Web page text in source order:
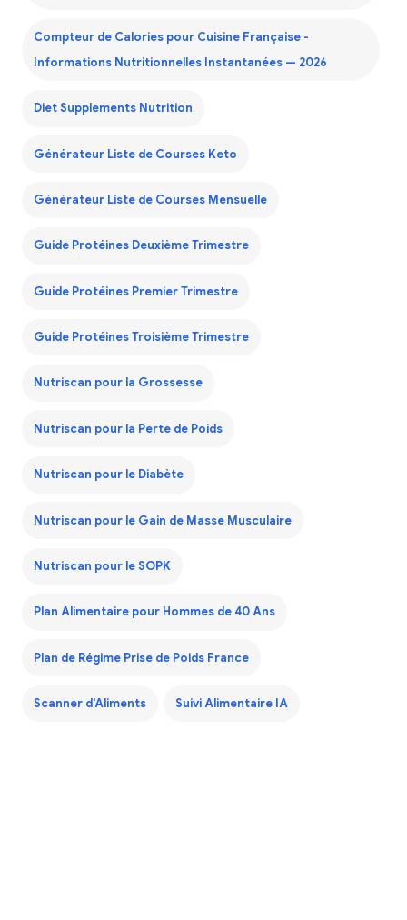
Compteur de Calories pour Cuisine Française -
Informations Nutritionnelles Instantanées — 2026
Diet Supplements Nutrition
Générateur Liste de Courses Keto
Générateur Liste de Courses Mensuelle
Guide Protéines Deuxième Trimestre
Guide Protéines Premier Trimestre
Guide Protéines Troisième Trimestre
Nutriscan pour la Grossesse
Nutriscan pour la Perte de Poids
Nutriscan pour le Diabète
Nutriscan pour le Gain de Masse Musculaire
Nutriscan pour le SOPK
Plan Alimentaire pour Hommes de 40 Ans
Plan de Régime Prise de Poids France
Scanner d'Aliments Suivi Alimentaire IA